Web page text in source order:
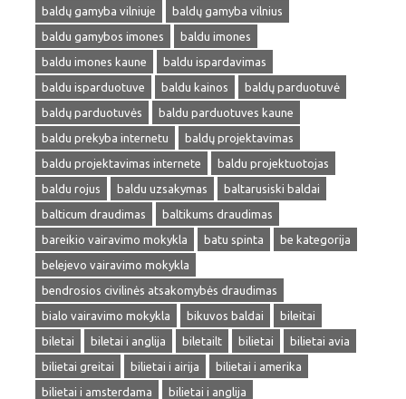
baldų gamyba vilniuje
baldų gamyba vilnius
baldu gamybos imones
baldu imones
baldu imones kaune
baldu ispardavimas
baldu isparduotuve
baldu kainos
baldų parduotuvė
baldų parduotuvės
baldu parduotuves kaune
baldu prekyba internetu
baldų projektavimas
baldu projektavimas internete
baldu projektuotojas
baldu rojus
baldu uzsakymas
baltarusiski baldai
balticum draudimas
baltikums draudimas
bareikio vairavimo mokykla
batu spinta
be kategorija
belejevo vairavimo mokykla
bendrosios civilinės atsakomybės draudimas
bialo vairavimo mokykla
bikuvos baldai
bileitai
biletai
biletai i anglija biletailt bilietai
bilietai avia
bilietai greitai
bilietai i airija
bilietai i amerika
bilietai i amsterdama
bilietai i anglija